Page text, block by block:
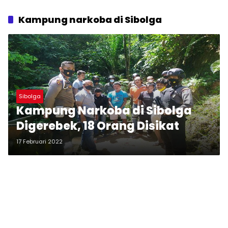
Kampung narkoba di Sibolga
Sibolga
Kampung Narkoba di Sibolga
Digerebek, 18 Orang Disikat
17 Februari 2022